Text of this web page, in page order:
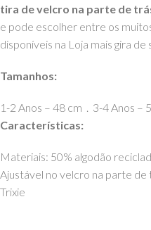
tira de velcro na parte de
e pode escolher entre os
disponíveis na Loja mais gira
Tamanhos:
1-2 Anos – 48 cm . 3-4 Anos –
Características:
Materiais: 50% algodão
Ajustável no velcro na parte de
Trixie